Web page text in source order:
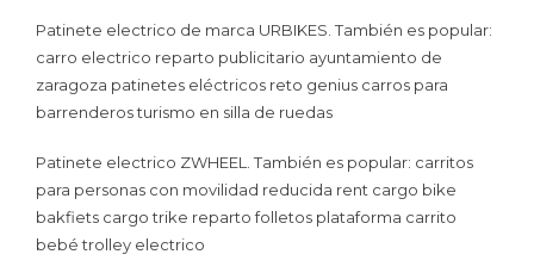
Patinete electrico de marca URBIKES. También es popular:
carro electrico reparto publicitario ayuntamiento de
zaragoza patinetes eléctricos reto genius carros para
barrenderos turismo en silla de ruedas
Patinete electrico ZWHEEL. También es popular: carritos
para personas con movilidad reducida rent cargo bike
bakfiets cargo trike reparto folletos plataforma carrito
bebé trolley electrico